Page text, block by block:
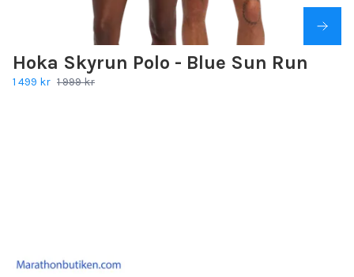
Hoka Skyrun Polo - Blue Sun Run
1 499 kr 1 999 kr